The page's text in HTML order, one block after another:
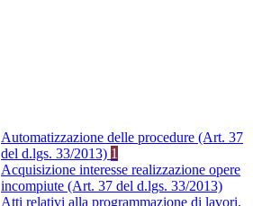
Automatizzazione delle procedure (Art. 37
del d.lgs. 33/2013) 1
Acquisizione interesse realizzazione opere
incompiute (Art. 37 del d.lgs. 33/2013)
Atti relativi alla programmazione di lavori,